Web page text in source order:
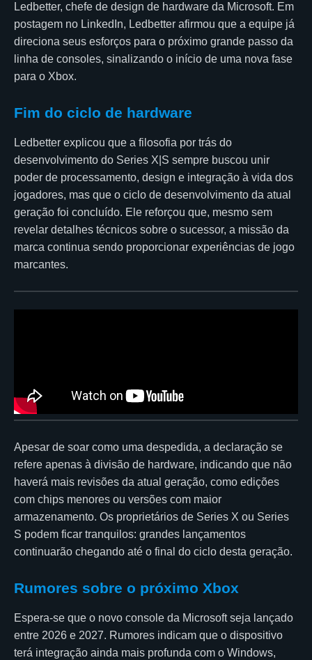
Ledbetter, chefe de design de hardware da Microsoft. Em
postagem no LinkedIn, Ledbetter afirmou que a equipe já
direciona seus esforços para o próximo grande passo da
linha de consoles, sinalizando o início de uma nova fase
para o Xbox.
Fim do ciclo de hardware
Ledbetter explicou que a filosofia por trás do
desenvolvimento do Series X|S sempre buscou unir
poder de processamento, design e integração à vida dos
jogadores, mas que o ciclo de desenvolvimento da atual
geração foi concluído. Ele reforçou que, mesmo sem
revelar detalhes técnicos sobre o sucessor, a missão da
marca continua sendo proporcionar experiências de jogo
marcantes.
Apesar de soar como uma despedida, a declaração se
refere apenas à divisão de hardware, indicando que não
haverá mais revisões da atual geração, como edições
com chips menores ou versões com maior
armazenamento. Os proprietários de Series X ou Series
S podem ficar tranquilos: grandes lançamentos
continuarão chegando até o final do ciclo desta geração.
Rumores sobre o próximo Xbox
Espera-se que o novo console da Microsoft seja lançado
entre 2026 e 2027. Rumores indicam que o dispositivo
terá integração ainda mais profunda com o Windows,